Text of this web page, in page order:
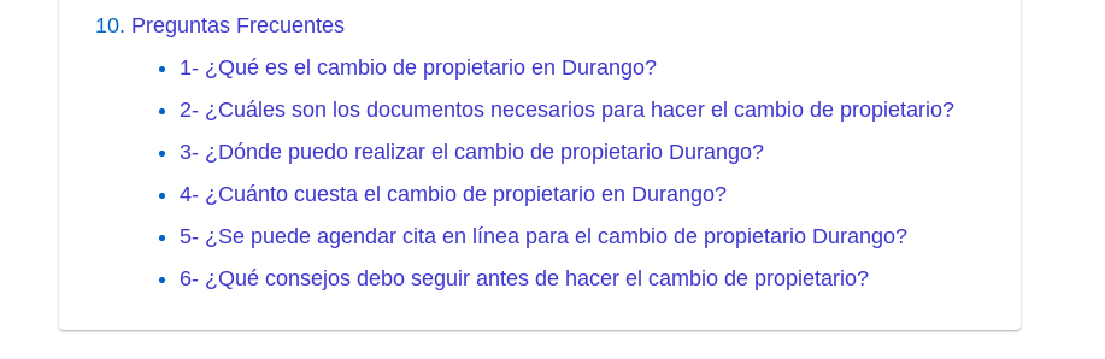
Preguntas Frecuentes
1- ¿Qué es el cambio de propietario en Durango?
2- ¿Cuáles son los documentos necesarios para hacer el cambio de propietario?
3- ¿Dónde puedo realizar el cambio de propietario Durango?
4- ¿Cuánto cuesta el cambio de propietario en Durango?
5- ¿Se puede agendar cita en línea para el cambio de propietario Durango?
6- ¿Qué consejos debo seguir antes de hacer el cambio de propietario?